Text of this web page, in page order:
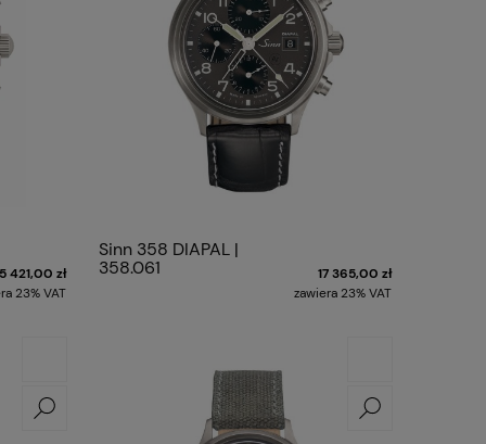
421,00 zł
23% VAT
Sinn 358 DIAPAL |
358.061
17 365,00 zł
zawiera 23% VAT